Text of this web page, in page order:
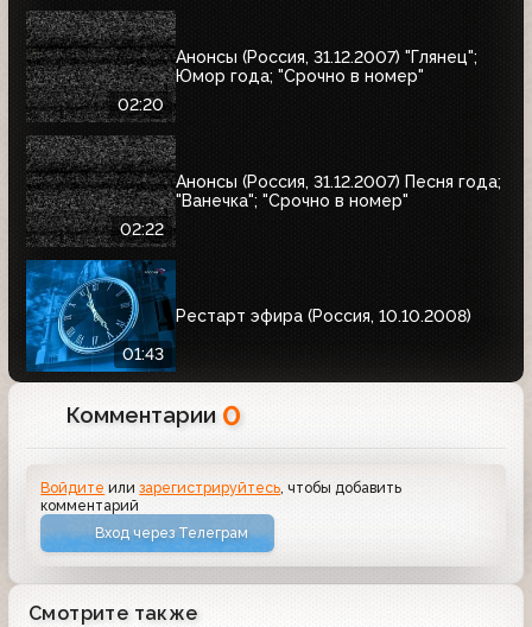
02:20
Анонсы (Россия, 31.12.2007) "Глянец";
Юмор года; "Срочно в номер"
02:22
Анонсы (Россия, 31.12.2007) Песня года;
"Ванечка"; "Срочно в номер"
01:43
Рестарт эфира (Россия, 10.10.2008)
Комментарии 0
Войдите илизарегистрируйтесь , чтобы добавить
комментарий
Вход через Телеграм
Смотрите также